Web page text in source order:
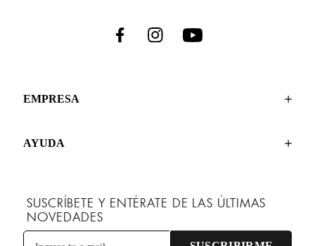
EMPRESA
AYUDA
SUSCRÍBETE Y ENTÉRATE DE LAS ÚLTIMAS
NOVEDADES